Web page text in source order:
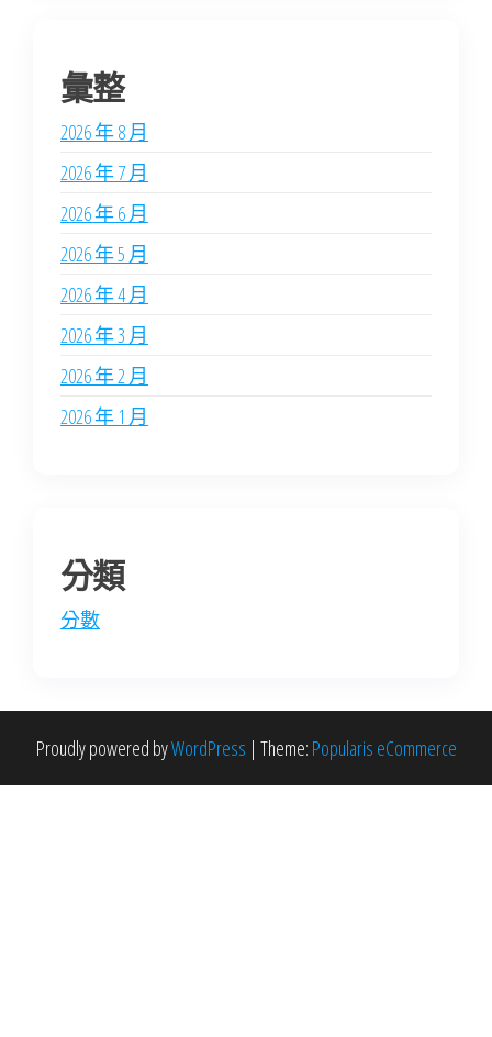
彙整
2026 年 8 月
2026 年 7 月
2026 年 6 月
2026 年 5 月
2026 年 4 月
2026 年 3 月
2026 年 2 月
2026 年 1 月
分類
分數
Proudly powered byWordPress | Theme: Popularis eCommerce